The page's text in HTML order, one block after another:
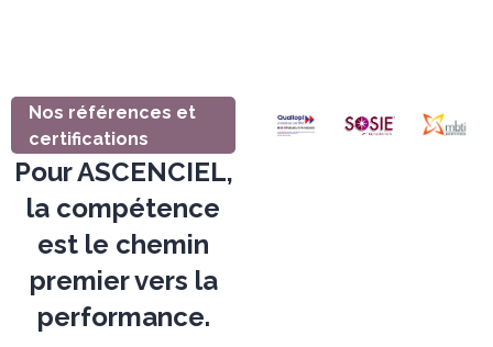
Nos références et
certifications
Pour ASCENCIEL,
la compétence
est le chemin
premier vers la
performance.